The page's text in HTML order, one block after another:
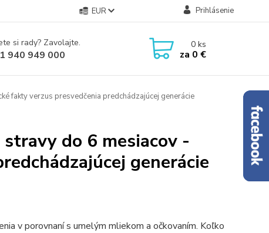
EUR Prihlásenie
si rady? Zavolajte.
940 949 000
0ks
za 0 €
fakty verzus presvedčenia predchádzajúcej generácie
do 6 mesiacov -
generácie
v porovnaní s umelým mliekom a očkovaním. Koľko